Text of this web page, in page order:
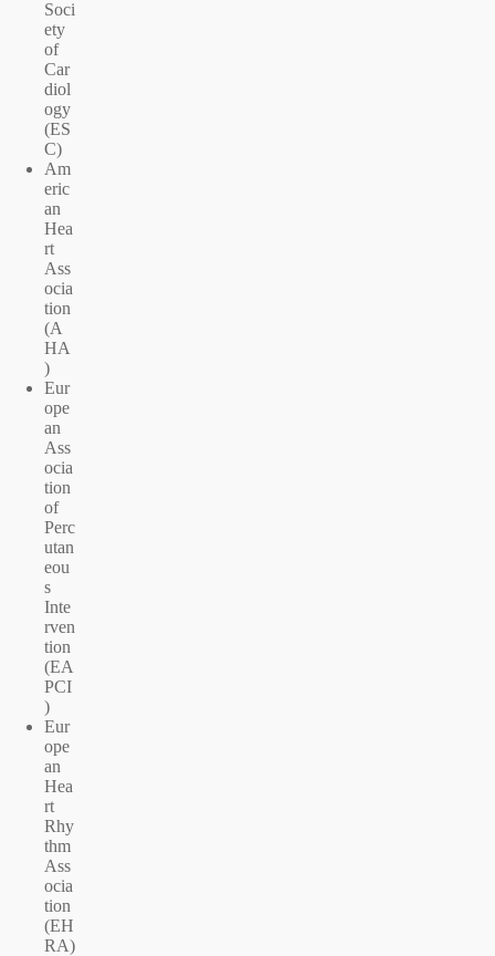
Soci
ety
of
Car
diol
ogy
(ES
C)
Am
eric
an
Hea
rt
Ass
ocia
tion
(A
HA
)
Eur
ope
an
Ass
ocia
tion
of
Perc
utan
eou
s
Inte
rven
tion
(EA
PCI
)
Eur
ope
an
Hea
rt
Rhy
thm
Ass
ocia
tion
(EH
RA)